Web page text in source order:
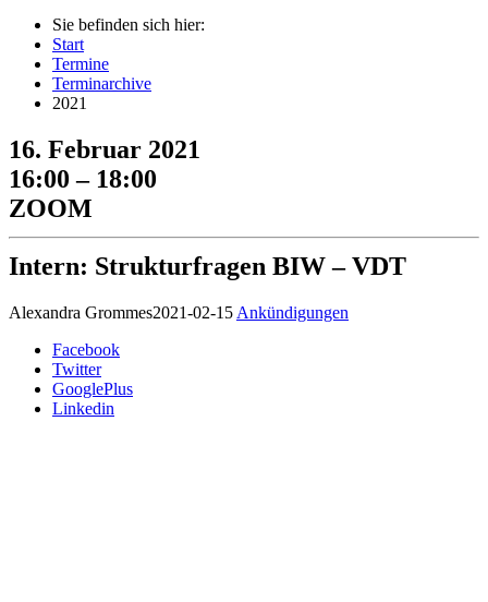
Sie befinden sich hier:
Start
Termine
Terminarchive
2021
16. Februar 2021
16:00 – 18:00
ZOOM
Intern: Strukturfragen BIW – VDT
Alexandra Grommes2021-02-15 Ankündigungen
Facebook
Twitter
GooglePlus
Linkedin